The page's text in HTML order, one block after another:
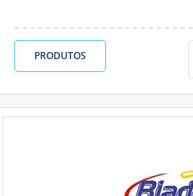
PRODUTOS